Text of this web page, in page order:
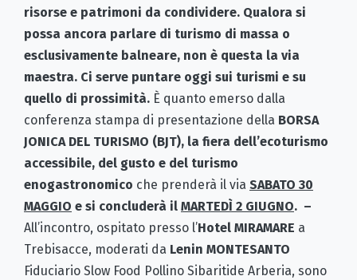
risorse e patrimoni da condividere. Qualora si
possa ancora parlare di turismo di massa o
esclusivamente balneare, non è questa la via
maestra. Ci serve puntare oggi sui turismi e su
quello di prossimità. È quanto emerso dalla
conferenza stampa di presentazione della BORSA
JONICA DEL TURISMO (BJT), la fiera dell’ecoturismo
accessibile, del gusto e del turismo
enogastronomico che prenderà il via SABATO 30
MAGGIO e si concluderà il MARTEDÌ 2 GIUGNO. –
All’incontro, ospitato presso l’Hotel MIRAMARE a
Trebisacce, moderati da Lenin MONTESANTO
Fiduciario Slow Food Pollino Sibaritide Arberia, sono